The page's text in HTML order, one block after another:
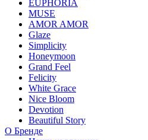
EUPHORIA
MUSE
AMOR AMOR
Glaze
Simplicity
Honeymoon
Grand Feel
Felicity
White Grace
Nice Bloom
Devotion
Beautiful Story
О Бренде